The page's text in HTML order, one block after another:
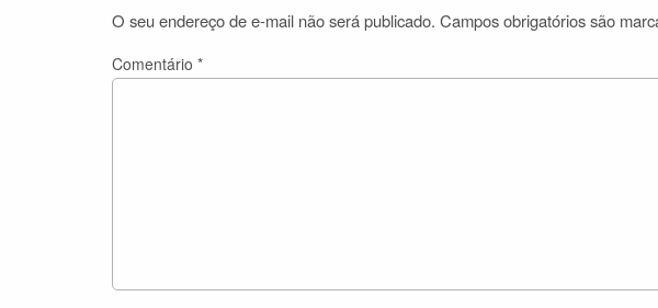
O seu endereço de e-mail não será publicado. Campos obrigatórios são
Comentário *